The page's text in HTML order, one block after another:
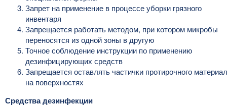
Запрет на применение в процессе уборки грязного
инвентаря
Запрещается работать методом, при котором микробы
переносятся из одной зоны в другую
Точное соблюдение инструкции по применению
дезинфицирующих средств
Запрещается оставлять частички протирочного
на поверхностях
Средства дезинфекции